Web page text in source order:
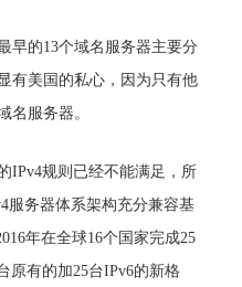
早的13个域名服务器主要分
有美国的私心，因为只有他
名服务器。
IPv4规则已经不能满足，所
服务器体系架构充分兼容基
年在全球16个国家完成25
原有的加25台IPv6的新格